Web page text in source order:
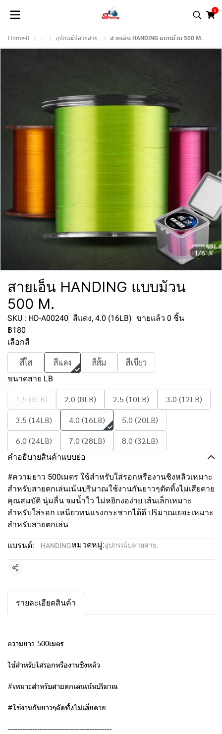
0
Home-8 ... อุปกรณ์ปลายสาย. สายเอ็น HANDING แบบม้วน 500 M.
1/6
สายเอ็น HANDING แบบม้วน
500 M.
SKU : HD-A00240 สีแดง, 4.0 (16LB) ขายแล้ว 0 ชิ้น
฿180
เลือกสี
สีใส สีแดง สีส้ม สีเขียว
ขนาดสาย LB
1.5 (6LB) 2.0 (8LB) 2.5 (10LB)
3.0 (12LB)
3.5 (14LB)
4.0 (16LB)
5.0 (20LB)
6.0 (24LB)
7.0 (28LB) 8.0 (32LB)
คำอธิบายสินค้าแบบย่อ
#ความยาว 500เมตร ใช้สำหรับใส่รอกหรืองานชิงหลิวเหมาะ
สำหรับสายตกเล่นเน้นปริมาณใช้งานกันยาวๆตัดทิ้งไม่เสียดาย
คุณสมบัติ นุ่มลื่น จมน้ำใว ไม่หยิกงอง่าย เส้นเล็กเหมาะ
สำหรับใส่รอก เหนียวทนแรงกระชากได้ดี ปริมาณเยอะเหมาะ
สำหรับสายตกเล่น
แบรนด์: HANDINGหมวดหมู่:อุปกรณ์ปลายสาย.
แชร์
รายละเอียดสินค้า
ความยาว 500เมตร
ใช้สำหรับใส่รอกหรืองานชิงหลิว
#เหมาะสำหรับสายตกเล่นเน้นปริมาณ
#ใช้งานกันยาวๆตัดทิ้งไม่เสียดาย
------------------------------------------